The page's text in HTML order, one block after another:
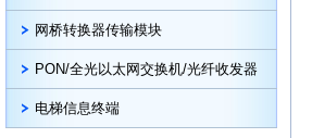
网桥转换器传输模块
PON/全光以太网交换机/光纤收发器
电梯信息终端